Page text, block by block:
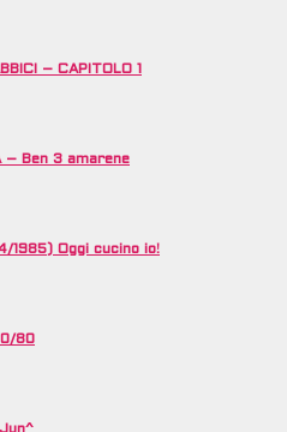
– CAPITOLO 1
– Ben 3 amarene
1985) Oggi cucino io!
80